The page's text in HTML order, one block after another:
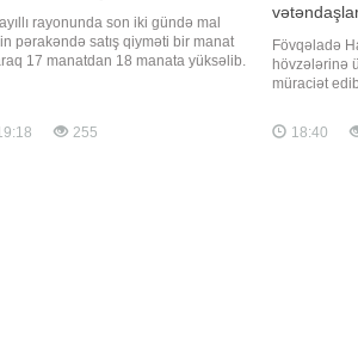
rayonunda son iki gündə mal
pərakəndə satış qiyməti bir manat
17 manatdan 18 manata yüksəlib.
artımını təsdiqləyirlər. Onların
255
Fövqəladə
hövzələrinə
müraciət
qaydalarına
xatırladılıb.
18:40